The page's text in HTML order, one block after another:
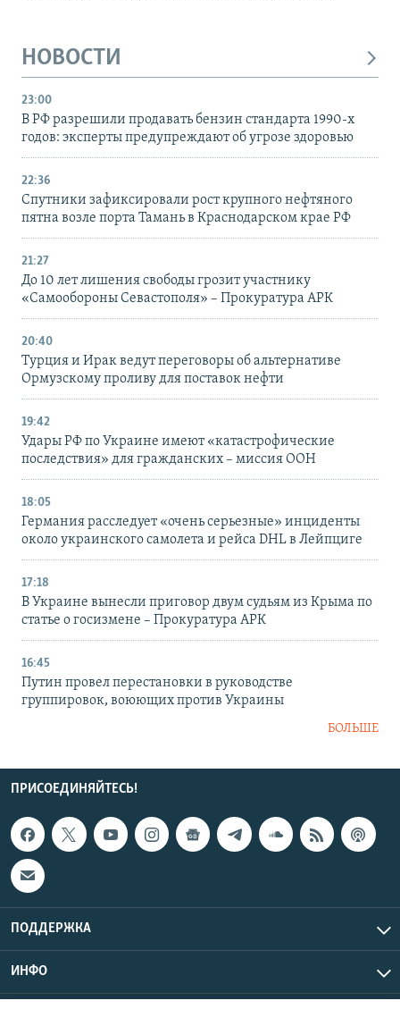
НОВОСТИ
23:00
В РФ разрешили продавать бензин стандарта 1990-х
годов: эксперты предупреждают об угрозе здоровью
22:36
Спутники зафиксировали рост крупного нефтяного
пятна возле порта Тамань в Краснодарском крае РФ
21:27
До 10 лет лишения свободы грозит участнику
«Самообороны Севастополя» – Прокуратура АРК
20:40
Турция и Ирак ведут переговоры об альтернативе
Ормузскому проливу для поставок нефти
19:42
Удары РФ по Украине имеют «катастрофические
последствия» для гражданских – миссия ООН
18:05
Германия расследует «очень серьезные» инциденты
около украинского самолета и рейса DHL в Лейпциге
17:18
В Украине вынесли приговор двум судьям из Крыма по
статье о госизмене – Прокуратура АРК
16:45
Путин провел перестановки в руководстве
группировок, воюющих против Украины
БОЛЬШЕ
ПРИСОЕДИНЯЙТЕСЬ!
ПОДДЕРЖКА
ИНФО